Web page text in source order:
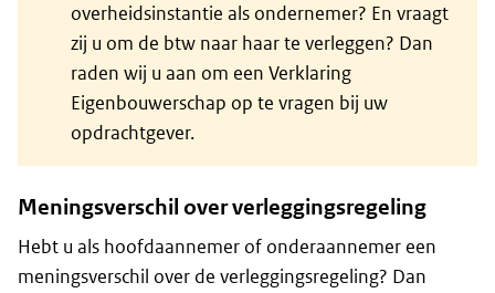
overheidsinstantie als ondernemer? En vraagt
zij u om de btw naar haar te verleggen? Dan
raden wij u aan om een Verklaring
Eigenbouwerschap op te vragen bij uw
opdrachtgever.
Meningsverschil over verleggingsregeling
Hebt u als hoofdaannemer of onderaannemer een
meningsverschil over de verleggingsregeling? Dan